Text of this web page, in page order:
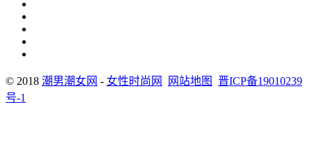
© 2018 潮男潮女网 - 女性时尚网 网站地图
晋ICP备19010239
号-1